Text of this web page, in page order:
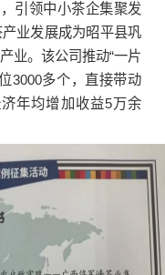
引领中小茶企集聚发
业发展成为昭平县巩
业。该公司推动“一片
3000多个，直接带动
年均增加收益5万余